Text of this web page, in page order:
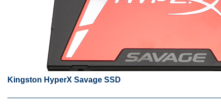
Kingston HyperX Savage SSD